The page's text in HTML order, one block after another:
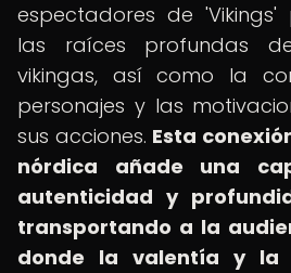
espectadores de 'Vikings'
las raíces profundas
vikingas, así como la
personajes y las
sus acciones. Esta
nórdica añade una
autenticidad y
transportando a la
donde la valentía y la